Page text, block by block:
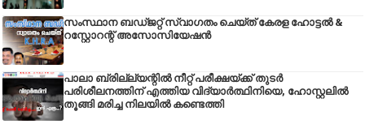
സംസ്ഥാന ബഡ്‌ജറ്റ് സ്വാഗതം ചെയ്ത് കേരള ഹോട്ടൽ &
റസ്റ്റോറന്റ് അസോസിയേഷൻ
പാലാ ബ്രില്ല്യന്റിൽ നീറ്റ് പരീക്ഷയ്ക്ക് തുടർ
പരിശീലനത്തിന് എത്തിയ വിദ്യാർത്ഥിനിയെ, ഹോസ്റ്റലിൽ
തൂങ്ങി മരിച്ച നിലയിൽ കണ്ടെത്തി